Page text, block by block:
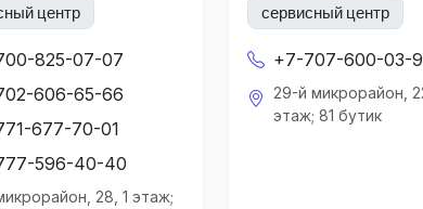
центр
825-07-07
606-65-66
677-70-01
596-40-40
28, 1 этаж;
сервисный центр
+7-707-600-03-
29-й микрорайон,
этаж; 81 бутик